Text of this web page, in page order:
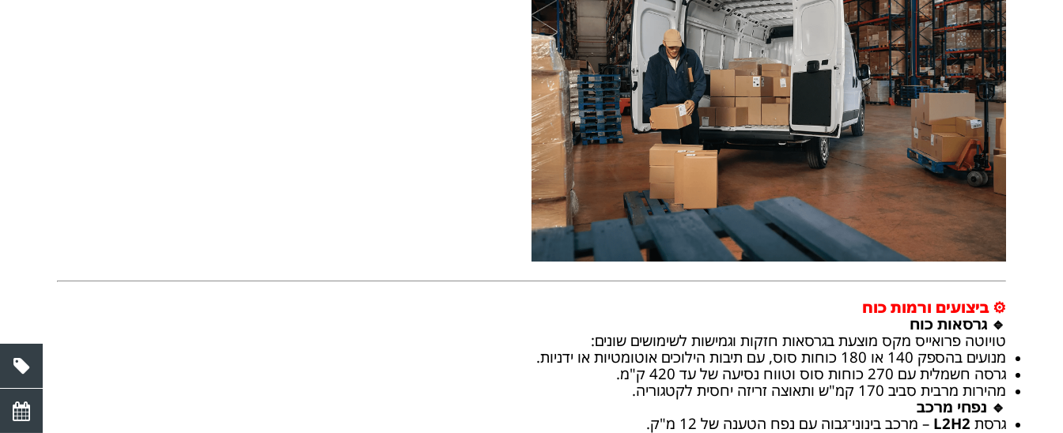
⚙️ ביצועים ורמות כוח
🔹 גרסאות כוח
טויוטה פרואייס מקס מוצעת בגרסאות חזקות וגמישות לשימושים שונים:
מנועים בהספק 140 או 180 כוחות סוס, עם תיבות הילוכים אוטומטיות או ידניות.
גרסה חשמלית עם 270 כוחות סוס וטווח נסיעה של עד 420 ק"מ.
מהירות מרבית סביב 170 קמ"ש ותאוצה זריזה יחסית לקטגוריה.
🔹 נפחי מרכב
גרסת L2H2 – מרכב בינוני־גבוה עם נפח הטענה של 12 מ"ק.